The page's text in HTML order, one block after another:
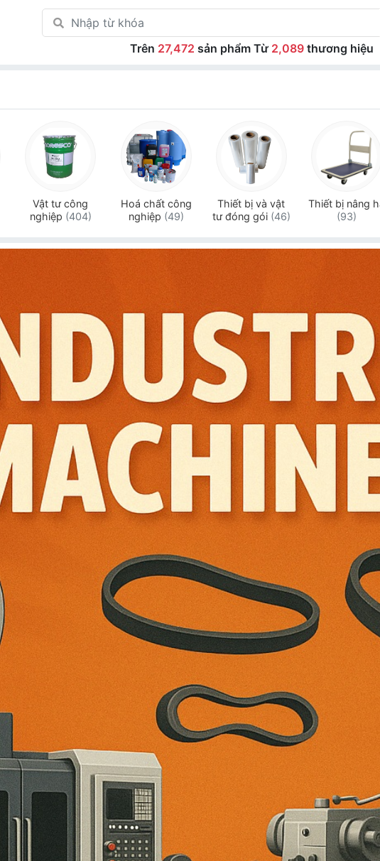
Trên 27,472 sản phẩm Từ 2,089thương hiệu
Vật tư công
nghiệp (404)
Hoá chất công
nghiệp (49)
Thiết bị và vật
tư đóng gói (46)
Thiết bị nâng
(93)